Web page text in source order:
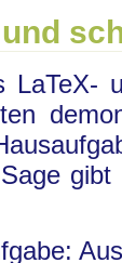
LaTeX-